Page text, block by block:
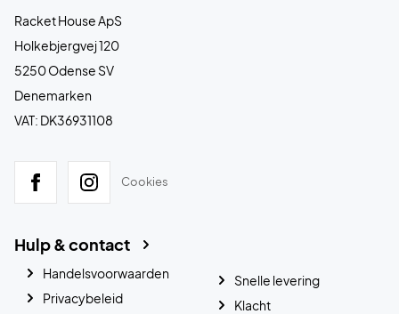
Racket House ApS
Holkebjergvej 120
5250 Odense SV
Denemarken
VAT: DK36931108
Cookies
Hulp & contact
Handelsvoorwaarden
Privacybeleid
Snelle levering
Klacht